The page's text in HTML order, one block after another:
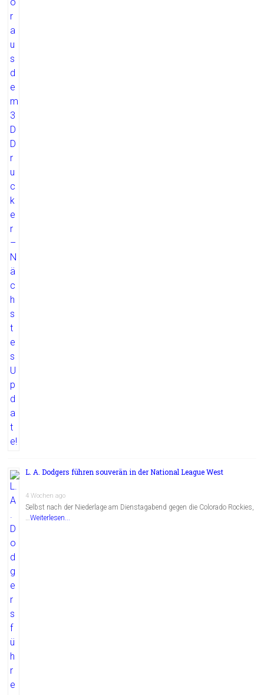
L. A. Dodgers führen souverän in der National League West
4 Wochen ago
Selbst nach der Niederlage am Dienstagabend gegen die Colorado Rockies,
…Weiterlesen...